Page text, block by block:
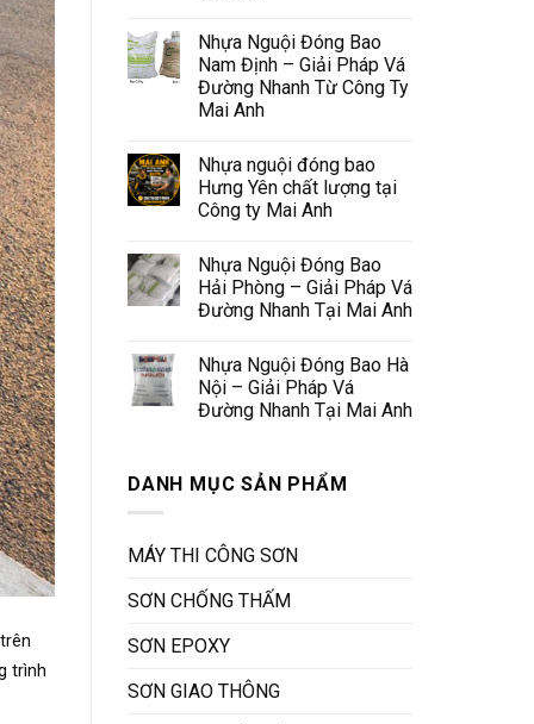
trình
Nhựa Nguội Đóng Bao
Nam Định – Giải Pháp Vá
Đường Nhanh Từ Công Ty
Mai Anh
Nhựa nguội đóng bao
Hưng Yên chất lượng tại
Công ty Mai Anh
Nhựa Nguội Đóng Bao
Hải Phòng – Giải Pháp Vá
Đường Nhanh Tại Mai Anh
Nhựa Nguội Đóng Bao Hà
Nội – Giải Pháp Vá
Đường Nhanh Tại Mai Anh
DANH MỤC SẢN PHẨM
MÁY THI CÔNG SƠN
SƠN CHỐNG THẤM
SƠN EPOXY
SƠN GIAO THÔNG